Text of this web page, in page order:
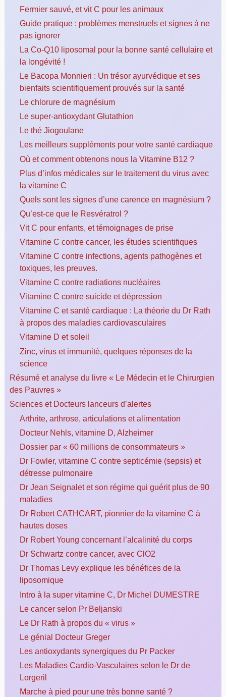
Fermier sauvé, et vit C pour les animaux
Guide pratique : problèmes menstruels et signes à ne
pas ignorer
La Co-Q10 liposomal pour la bonne santé cellulaire et
la longévité !
Le Bacopa Monnieri : Un trésor ayurvédique et ses
bienfaits scientifiquement prouvés sur la santé
Le chlorure de magnésium
Le super-antioxydant Glutathion
Le thé Jiogoulane
Les meilleurs suppléments pour votre santé cardiaque
Où et comment obtenons nous la Vitamine B12 ?
Plus d’infos médicales sur le traitement du virus avec
la vitamine C
Quels sont les signes d’une carence en magnésium ?
Qu’est-ce que le Resvératrol ?
Vit C pour enfants, et témoignages de prise
Vitamine C contre cancer, les études scientifiques
Vitamine C contre infections, agents pathogènes et
toxiques, les preuves.
Vitamine C contre radiations nucléaires
Vitamine C contre suicide et dépression
Vitamine C et santé cardiaque : La théorie du Dr Rath
à propos des maladies cardiovasculaires
Vitamine D et soleil
Zinc, virus et immunité, quelques réponses de la
science
Résumé et analyse du livre « Le Médecin et le Chirurgien
des Pauvres »
Sciences et Docteurs lanceurs d’alertes
Arthrite, arthrose, articulations et alimentation
Docteur Nehls, vitamine D, Alzheimer
Dossier par « 60 millions de consommateurs »
Dr Fowler, vitamine C contre septicémie (sepsis) et
détresse pulmonaire
Dr Jean Seignalet et son régime qui guérit plus de 90
maladies
Dr Robert CATHCART, pionnier de la vitamine C à
hautes doses
Dr Robert Young concernant l’alcalinité du corps
Dr Schwartz contre cancer, avec ClO2
Dr Thomas Levy explique les bénéfices de la
liposomique
Intro à la super vitamine C, Dr Michel DUMESTRE
Le cancer selon Pr Beljanski
Le Dr Rath à propos du « virus »
Le génial Docteur Greger
Les antioxydants synergiques du Pr Packer
Les Maladies Cardio-Vasculaires selon le Dr de
Lorgeril
Marche à pied pour une très bonne santé ?